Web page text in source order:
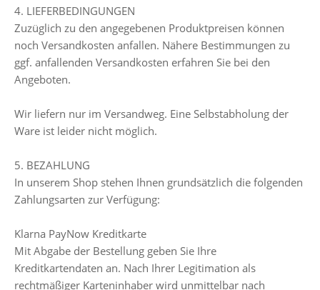
4. LIEFERBEDINGUNGEN
Zuzüglich zu den angegebenen Produktpreisen können
noch Versandkosten anfallen. Nähere Bestimmungen zu
ggf. anfallenden Versandkosten erfahren Sie bei den
Angeboten.
Wir liefern nur im Versandweg. Eine Selbstabholung der
Ware ist leider nicht möglich.
5. BEZAHLUNG
In unserem Shop stehen Ihnen grundsätzlich die folgenden
Zahlungsarten zur Verfügung:
Klarna PayNow Kreditkarte
Mit Abgabe der Bestellung geben Sie Ihre
Kreditkartendaten an. Nach Ihrer Legitimation als
rechtmäßiger Karteninhaber wird unmittelbar nach